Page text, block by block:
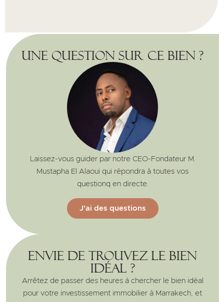
Envie de trouvez le bien
idéal ?
Arrêtez de passer des heures à chercher le bien idéal
pour votre investissement immobilier à Marrakech, et
Une question sur ce bien ?
Laissez-vous guider par notre CEO-Fondateur M.
Mustapha El Alaoui qui répondra à toutes vos
questionq en directe.
J'ai des questions